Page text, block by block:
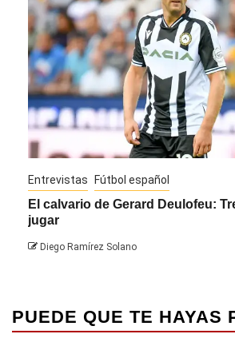
Entrevistas Fútbol español
El calvario de Gerard Deulofeu:
jugar
Diego Ramírez Solano
PUEDE QUE TE HAYAS